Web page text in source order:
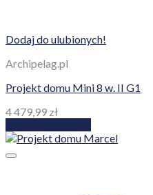
Dodaj do ulubionych!
Archipelag.pl
Projekt domu Mini 8 w. II G1
4 479,99 zł